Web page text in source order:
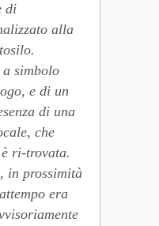
di
alla
a simbolo
e di un
di una
che
ri-trovata.
in prossimità
era